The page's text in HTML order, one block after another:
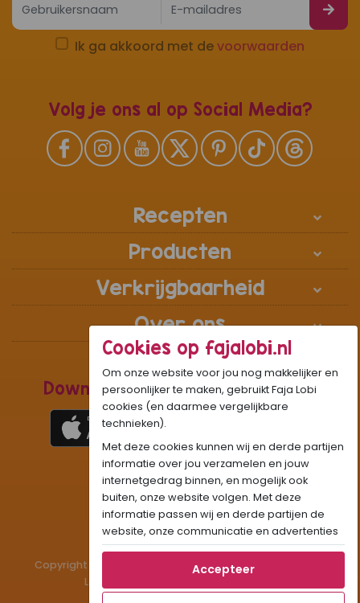
Ik ga akkoord met devoorwaarden
Volg je ons al op Social Media?
Recepten
Producten
Verkrijgbaarheid
Over ons
Download de Recepten Webapp
WhatsApp Community:
Onze gifjes al eens geprobeerd?: GIF
Beleef Sandhia’s Recepten in:
Copyright © 1983 - 2026 Stichting Administratiekantoor
Laigsingh Holding. All rights reserved.
Cookies op fajalobi.nl
Om onze website voor jou nog makkelijker en
persoonlijker te maken, gebruikt Faja Lobi
cookies (en daarmee vergelijkbare
technieken).
Met deze cookies kunnen wij en derde partijen
informatie over jou verzamelen en jouw
internetgedrag binnen, en mogelijk ook
buiten, onze website volgen. Met deze
informatie passen wij en derde partijen de
website, onze communicatie en advertenties
aan op jouw interesses en profiel. Daarnaast
kan je door deze cookies informatie delen via
Accepteer